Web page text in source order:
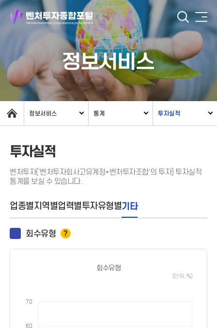
정보서비스
정보서비스 통계 투자실적
투자실적
벤처투자('벤처투자회사고유계정+벤처투자조합'의 투자) 투자실적
통계를 보실 수 있습니다.
업종별지역별업력별투자유형별기타
회수유형 ?
회수유형
(단위: %)